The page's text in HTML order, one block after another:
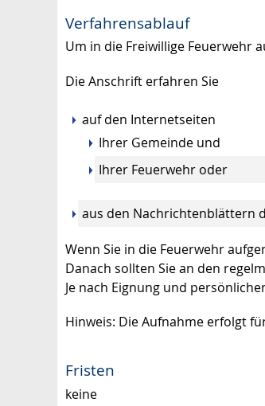
Verfahrensablauf
Um in die Freiwillige Feuerwehr
Die Anschrift erfahren Sie
auf den Internetseiten
Ihrer Gemeinde und
Ihrer Feuerwehr oder
aus den Nachrichtenblättern
Wenn Sie in die Feuerwehr
Danach sollten Sie an den
Je nach Eignung und
Hinweis: Die Aufnahme erfolgt
Fristen
keine